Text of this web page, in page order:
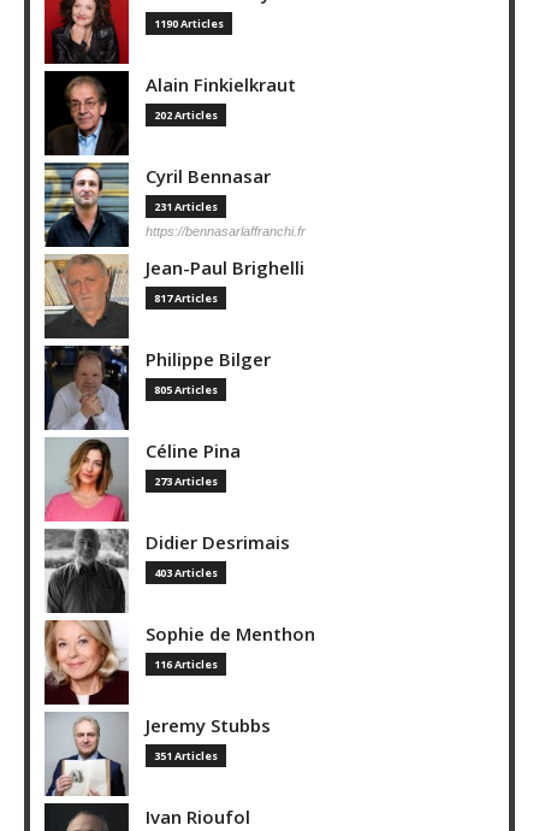
1190 Articles
Alain Finkielkraut
202 Articles
Cyril Bennasar
231 Articles
https://bennasarlaffranchi.fr
Jean-Paul Brighelli
817 Articles
Philippe Bilger
805 Articles
Céline Pina
273 Articles
Didier Desrimais
403 Articles
Sophie de Menthon
116 Articles
Jeremy Stubbs
351 Articles
Ivan Rioufol